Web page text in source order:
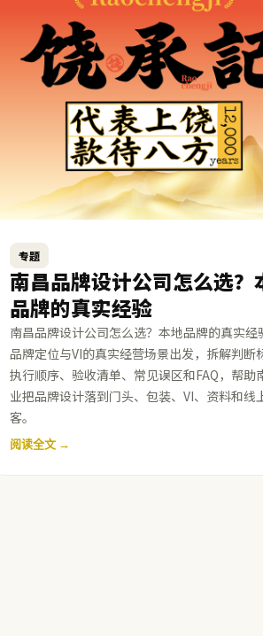
专题
南昌品牌设计公司怎么选？
品牌的真实经验
南昌品牌设计公司怎么选？本地品牌的真实经
品牌定位与VI的真实经营场景出发，拆解判断
执行顺序、验收清单、常见误区和FAQ，帮助
业把品牌设计落到门头、包装、VI、资料和线
客。
阅读全文 →